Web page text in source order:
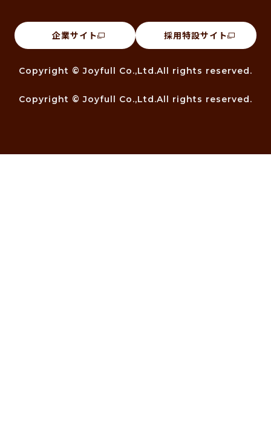
企業サイト 採用特設サイト
Copyright © Joyfull Co.,Ltd.All rights reserved.
Copyright © Joyfull Co.,Ltd.All rights reserved.